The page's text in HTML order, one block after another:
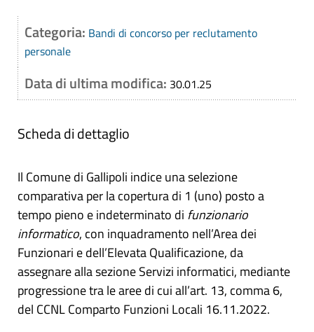
Categoria: Bandi di concorso per reclutamento
personale
Data di ultima modifica: 30.01.25
Scheda di dettaglio
Il Comune di Gallipoli indice una selezione
comparativa per la copertura di 1 (uno) posto a
tempo pieno e indeterminato di funzionario
informatico, con inquadramento nell’Area dei
Funzionari e dell’Elevata Qualificazione, da
assegnare alla sezione Servizi informatici, mediante
progressione tra le aree di cui all’art. 13, comma 6,
del CCNL Comparto Funzioni Locali 16.11.2022.